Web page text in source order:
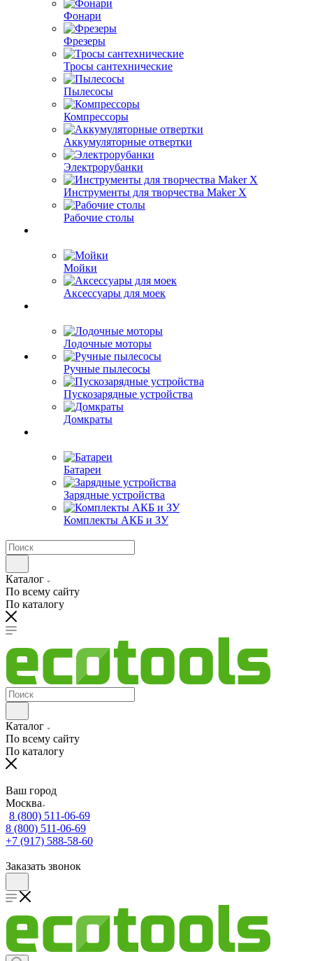
Фонари
Фрезеры
Тросы сантехнические
Пылесосы
Компрессоры
Аккумуляторные отвертки
Электрорубанки
Инструменты для творчества Maker X
Рабочие столы
Мойки
Аксессуары для моек
Лодочные моторы
Ручные пылесосы
Пускозарядные устройства
Домкраты
Батареи
Зарядные устройства
Комплекты АКБ и ЗУ
Каталог
По всему сайту
По каталогу
Каталог
По всему сайту
По каталогу
Ваш город
Москва
8 (800) 511-06-69
8 (800) 511-06-69
+7 (917) 588-58-60
Заказать звонок